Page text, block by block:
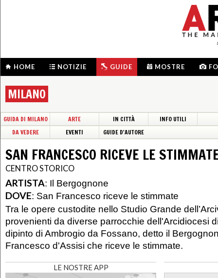
HOME NOTIZIE GUIDE MOSTRE
MILANO
GUIDA DI MILANO ARTE IN CITTÀ
INFO UTILI
DA VEDERE
EVENTI GUIDE D'AUTORE
SAN FRANCESCO RICEVE LE
CENTRO STORICO
ARTISTA: Il Bergognone
DOVE: San Francesco riceve le stimmate
Tra le opere custodite nello Studio Grande
provenienti da diverse parrocchie dell'Arcidiocesi
dipinto di Ambrogio da Fossano, detto il
Francesco d'Assisi che riceve le stimmate.
LE NOSTRE APP